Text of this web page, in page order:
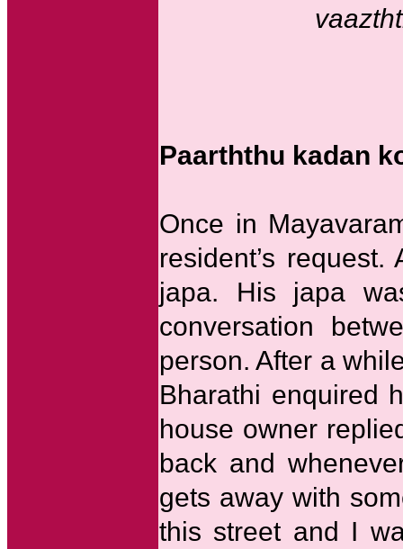
Paarththu kadan
Once in
resident’s
japa. His japa
conversation
person. After a
Bharathi enquired
house owner
back and
gets away with
this street and I